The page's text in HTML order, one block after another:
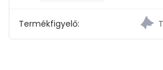
Termékfigyelő: